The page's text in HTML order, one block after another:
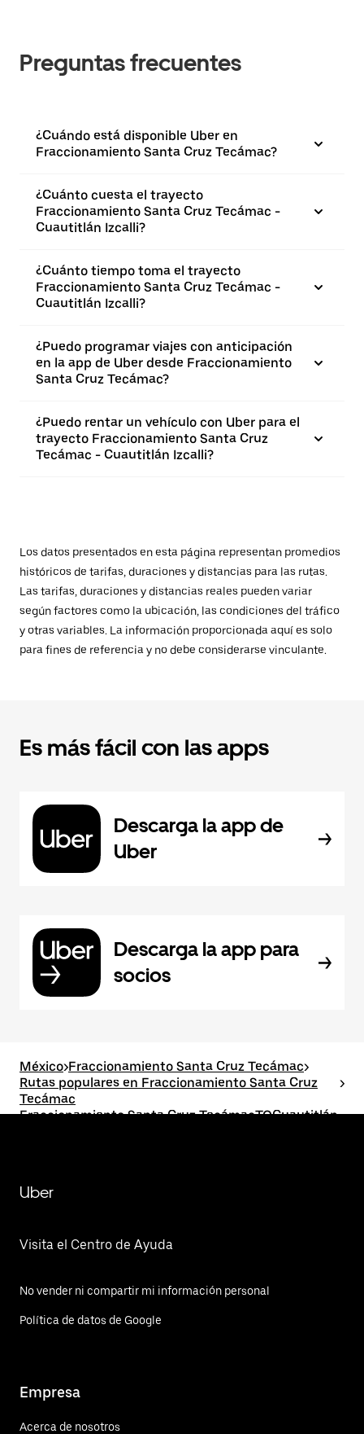
Preguntas frecuentes
¿Cuándo está disponible Uber en
Fraccionamiento Santa Cruz Tecámac?
¿Cuánto cuesta el trayecto
Fraccionamiento Santa Cruz Tecámac -
Cuautitlán Izcalli?
¿Cuánto tiempo toma el trayecto
Fraccionamiento Santa Cruz Tecámac -
Cuautitlán Izcalli?
¿Puedo programar viajes con anticipación
en la app de Uber desde Fraccionamiento
Santa Cruz Tecámac?
¿Puedo rentar un vehículo con Uber para el
trayecto Fraccionamiento Santa Cruz
Tecámac - Cuautitlán Izcalli?
Los datos presentados en esta página representan promedios
históricos de tarifas, duraciones y distancias para las rutas.
Las tarifas, duraciones y distancias reales pueden variar
según factores como la ubicación, las condiciones del tráfico
y otras variables. La información proporcionada aquí es solo
para fines de referencia y no debe considerarse vinculante.
Es más fácil con las apps
Descarga la app de
Uber
Descarga la app para
socios
México>Fraccionamiento Santa Cruz Tecámac>
Rutas populares en Fraccionamiento Santa Cruz
Tecámac
>
Fraccionamiento Santa Cruz TecámacTOCuautitlán
Uber
Visita el Centro de Ayuda
No vender ni compartir mi información personal
Política de datos de Google
Empresa
Acerca de nosotros